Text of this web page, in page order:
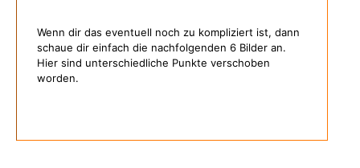
Wenn dir das eventuell noch zu kompliziert ist, dann
schaue dir einfach die nachfolgenden 6 Bilder an.
Hier sind unterschiedliche Punkte verschoben
worden.